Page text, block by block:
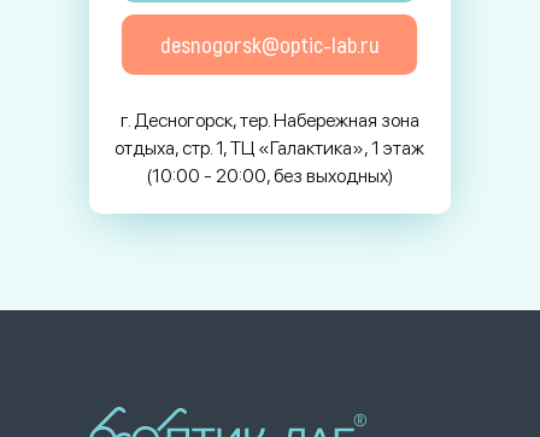
desnogorsk@optic-lab.ru
г. Десногорск, тер. Набережная зона
отдыха, стр. 1, ТЦ «Галактика», 1 этаж
(10:00 - 20:00, без выходных)